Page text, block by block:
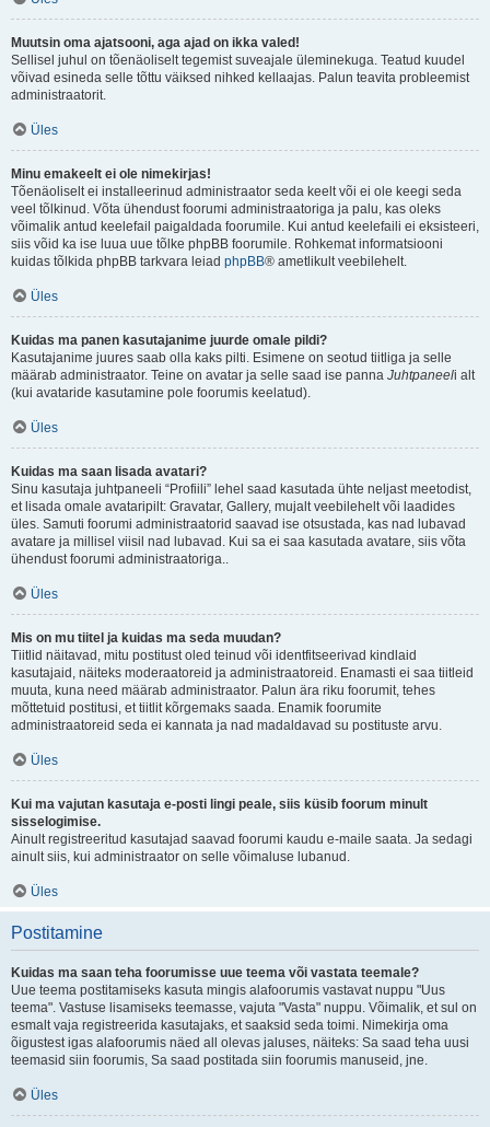
Muutsin oma ajatsooni, aga ajad on ikka valed!
Sellisel juhul on tõenäoliselt tegemist suveajale üleminekuga. Teatud kuudel
võivad esineda selle tõttu väiksed nihked kellaajas. Palun teavita probleemist
administraatorit.
Üles
Minu emakeelt ei ole nimekirjas!
Tõenäoliselt ei installeerinud administraator seda keelt või ei ole keegi seda
veel tõlkinud. Võta ühendust foorumi administraatoriga ja palu, kas oleks
võimalik antud keelefail paigaldada foorumile. Kui antud keelefaili ei eksisteeri,
siis võid ka ise luua uue tõlke phpBB foorumile. Rohkemat informatsiooni
kuidas tõlkida phpBB tarkvara leiad phpBB® ametlikult veebilehelt.
Üles
Kuidas ma panen kasutajanime juurde omale pildi?
Kasutajanime juures saab olla kaks pilti. Esimene on seotud tiitliga ja selle
määrab administraator. Teine on avatar ja selle saad ise panna Juhtpaneeli alt
(kui avataride kasutamine pole foorumis keelatud).
Üles
Kuidas ma saan lisada avatari?
Sinu kasutaja juhtpaneeli “Profiili” lehel saad kasutada ühte neljast meetodist,
et lisada omale avataripilt: Gravatar, Gallery, mujalt veebilehelt või laadides
üles. Samuti foorumi administraatorid saavad ise otsustada, kas nad lubavad
avatare ja millisel viisil nad lubavad. Kui sa ei saa kasutada avatare, siis võta
ühendust foorumi administraatoriga..
Üles
Mis on mu tiitel ja kuidas ma seda muudan?
Tiitlid näitavad, mitu postitust oled teinud või identfitseerivad kindlaid
kasutajaid, näiteks moderaatoreid ja administraatoreid. Enamasti ei saa tiitleid
muuta, kuna need määrab administraator. Palun ära riku foorumit, tehes
mõttetuid postitusi, et tiitlit kõrgemaks saada. Enamik foorumite
administraatoreid seda ei kannata ja nad madaldavad su postituste arvu.
Üles
Kui ma vajutan kasutaja e-posti lingi peale, siis küsib foorum minult
sisselogimise.
Ainult registreeritud kasutajad saavad foorumi kaudu e-maile saata. Ja sedagi
ainult siis, kui administraator on selle võimaluse lubanud.
Üles
Postitamine
Kuidas ma saan teha foorumisse uue teema või vastata teemale?
Uue teema postitamiseks kasuta mingis alafoorumis vastavat nuppu "Uus
teema". Vastuse lisamiseks teemasse, vajuta "Vasta" nuppu. Võimalik, et sul on
esmalt vaja registreerida kasutajaks, et saaksid seda toimi. Nimekirja oma
õigustest igas alafoorumis näed all olevas jaluses, näiteks: Sa saad teha uusi
teemasid siin foorumis, Sa saad postitada siin foorumis manuseid, jne.
Üles